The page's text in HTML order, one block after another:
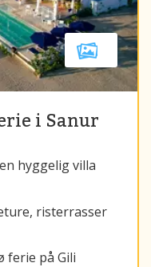
i Sanur
hyggelig villa
risterrasser
ferie på Gili